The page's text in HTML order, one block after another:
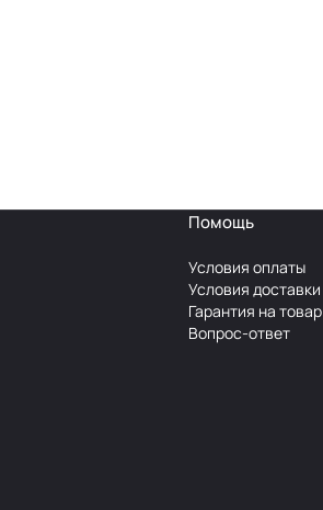
Помощь
Условия оплаты
Условия доставки
Гарантия на товар
Вопрос-ответ